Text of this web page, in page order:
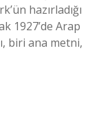
hazırladığı
1927’de Arap
biri ana metni,